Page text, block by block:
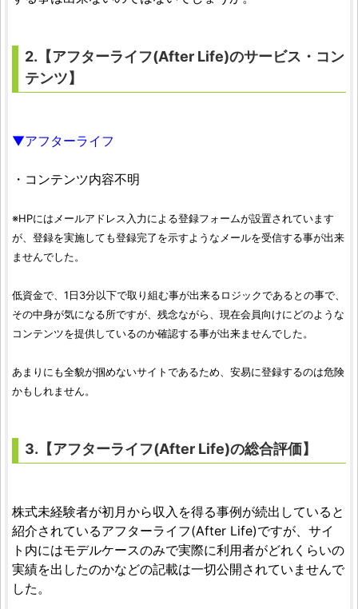
2.【アフターライフ(After Life)のサービス・コン
テンツ】
▼アフターライフ
・コンテンツ内容不明
※HPにはメールアドレス入力による登録フォームが設置されています
が、登録を実施しても登録完了を示すようなメールを受信する事が出来
ませんでした。
低資金で、1日3分以下で取り組む事が出来るロジックであるとの事で、
その中身が気になる所ですが、残念ながら、現在会員向けにどのような
コンテンツを提供しているのか確認する事が出来ませんでした。
あまりにも全貌が掴めないサイトであるため、安易に登録するのは危険
かもしれません。
3.【アフターライフ(After Life)の総合評価】
株式未経験者が初月から収入を得る事例が続出していると
紹介されているアフターライフ(After Life)ですが、サイ
ト内にはモデルケースのみで実際に利用者がどれくらいの
実績を出したのかなどの記載は一切公開されていませんで
した。